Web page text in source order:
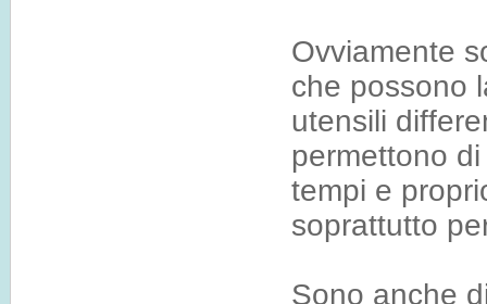
Ovviamente
che possono
utensili
permettono
tempi e
soprattutto
Sono anche